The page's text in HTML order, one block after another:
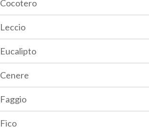
Cocotero
Leccio
Eucalipto
Cenere
Faggio
Fico